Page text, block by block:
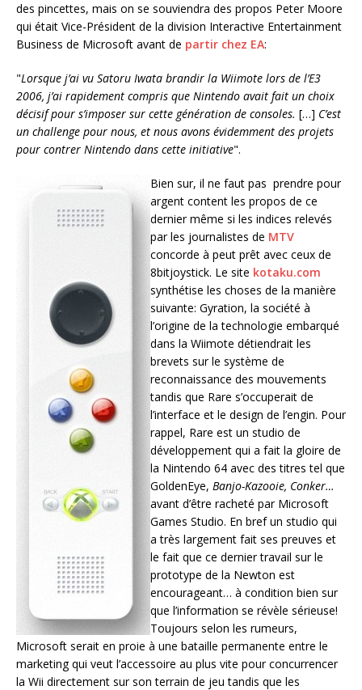
des pincettes, mais on se souviendra des propos Peter Moore
qui était Vice-Président de la division Interactive Entertainment
Business de Microsoft avant de partir chez EA:
"Lorsque j’ai vu Satoru Iwata brandir la Wiimote lors de l’E3
2006, j’ai rapidement compris que Nintendo avait fait un choix
décisif pour s’imposer sur cette génération de consoles. […] C’est
un challenge pour nous, et nous avons évidemment des projets
pour contrer Nintendo dans cette initiative".
Bien sur, il ne faut pas prendre pour
argent content les propos de ce
dernier même si les indices relevés
par les journalistes de MTV
concorde à peut prêt avec ceux de
8bitjoystick. Le site kotaku.com
synthétise les choses de la manière
suivante: Gyration, la société à
l’origine de la technologie embarqué
dans la Wiimote détiendrait les
brevets sur le système de
reconnaissance des mouvements
tandis que Rare s’occuperait de
l’interface et le design de l’engin. Pour
rappel, Rare est un studio de
développement qui a fait la gloire de
la Nintendo 64 avec des titres tel que
GoldenEye, Banjo-Kazooie, Conker…
avant d’être racheté par Microsoft
Games Studio. En bref un studio qui
a très largement fait ses preuves et
le fait que ce dernier travail sur le
prototype de la Newton est
encourageant… à condition bien sur
que l’information se révèle sérieuse!
Toujours selon les rumeurs,
Microsoft serait en proie à une bataille permanente entre le
marketing qui veut l’accessoire au plus vite pour concurrencer
la Wii directement sur son terrain de jeu tandis que les